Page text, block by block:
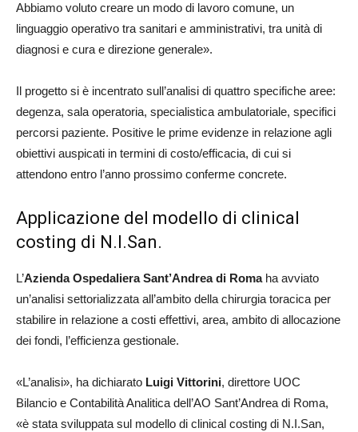
Abbiamo voluto creare un modo di lavoro comune, un
linguaggio operativo tra sanitari e amministrativi, tra unità di
diagnosi e cura e direzione generale».
Il progetto si è incentrato sull’analisi di quattro specifiche aree:
degenza, sala operatoria, specialistica ambulatoriale, specifici
percorsi paziente. Positive le prime evidenze in relazione agli
obiettivi auspicati in termini di costo/efficacia, di cui si
attendono entro l’anno prossimo conferme concrete.
Applicazione del modello di clinical
costing di N.I.San.
L’Azienda Ospedaliera Sant’Andrea di Romaha avviato
un’analisi settorializzata all’ambito della chirurgia toracica per
stabilire in relazione a costi effettivi, area, ambito di allocazione
dei fondi, l’efficienza gestionale.
«L’analisi», ha dichiarato Luigi Vittorini, direttore UOC
Bilancio e Contabilità Analitica dell’AO Sant’Andrea di Roma,
«è stata sviluppata sul modello di clinical costing di N.I.San,